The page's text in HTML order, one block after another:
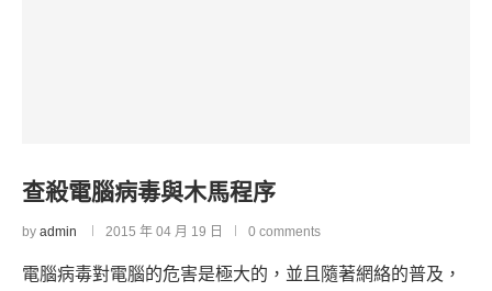
查殺電腦病毒與木馬程序
by admin 2015 年 04 月 19 日 0 comments
電腦病毒對電腦的危害是極大的，並且隨著網絡的普及，